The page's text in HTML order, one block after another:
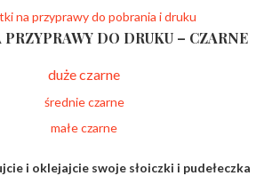
DO DRUKU – CZARNE
duże czarne
średnie czarne
małe czarne
i oklejajcie swoje słoiczki i pudełeczka